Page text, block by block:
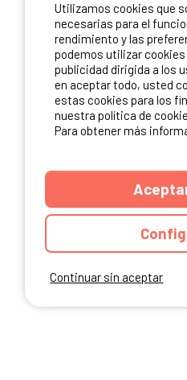
NUESTROS
Continuar sin aceptar
Utilizamos cookies que
necesarias para el
rendimiento y las
podemos utilizar
publicidad dirigida a los
en aceptar todo, usted
estas cookies para los
nuestra política de
Para obtener más